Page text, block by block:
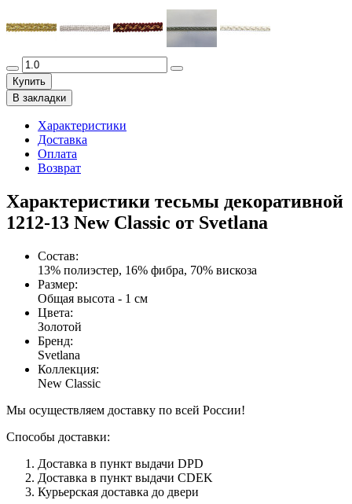
Купить
В закладки
Характеристики
Доставка
Оплата
Возврат
Характеристики тесьмы декоративной
1212-13 New Classic от Svetlana
Состав:
13% полиэстер, 16% фибра, 70% вискоза
Размер:
Общая высота - 1 см
Цвета:
Золотой
Бренд:
Svetlana
Коллекция:
New Classic
Мы осуществляем доставку по всей России!
Способы доставки:
Доставка в пункт выдачи DPD
Доставка в пункт выдачи CDEK
Курьерская доставка до двери